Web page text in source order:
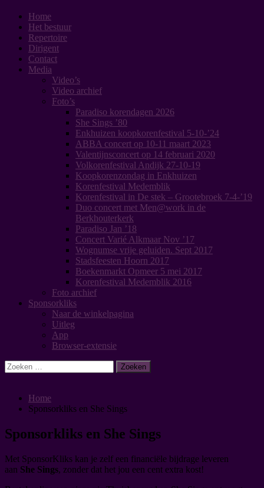
Spring
naar
inhoud
Hoofdmenu
Home
Het bestuur
Repertoire
Dirigent
Contact
Media
Video’s
Video archief
Foto’s
Paradiso korendagen 2026
She Sings ’80
Enkhuizen koopkorenfestival 5-10-’24
ABBA concert op 10-11 maart 2023
Valentijnsconcert op 14 februari 2020
Volkorenfestival Andijk 27-10-19
Koopkorenzondag in Enkhuizen
Korenfestival Medemblik
Korenfestival in De stek – Grootebroek 7-4-’19
Duo concert met Men@work in de
Berkhouterkerk
Paradiso Jan ’18
Concert Varié Alkmaar Nov ’17
Wognumse vrije geluiden. Sept 2017
Stadsfeesten Hoorn 2017
Boekenmarkt Opmeer 5 mei 2017
Korenfestival Medemblik 2016
Foto archief
Sponsorkliks
Naar de winkelpagina
Uitleg
App
Browser-extensie
Zoeken
naar:
Home
Sponsorkliks en She Sings
Sponsorkliks en She Sings
Met SponsorKliks kan je zelf een financiële bijdrage leveren
aan She Sings, zonder dat het jou een cent extra kost!